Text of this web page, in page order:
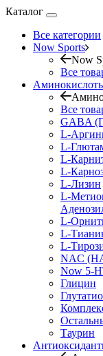
Каталог
Все категории
Now Sports
Now
Все
Все
GABA
L-
L-
L-
L-
L-Лизин
L-
L-
L-
L-
NAC
Now 5-
Глицин
Таурин